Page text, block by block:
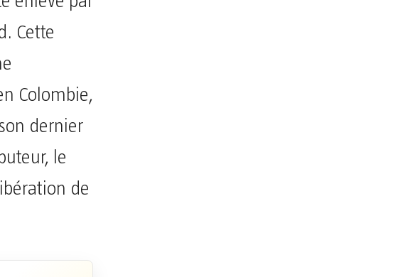
Cette
Colombie,
dernier
le
de